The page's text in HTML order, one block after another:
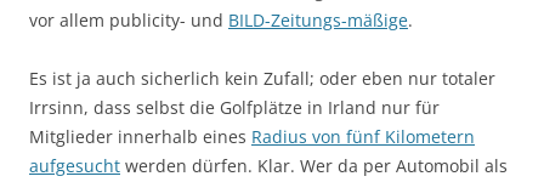
vor allem publicity- und BILD-Zeitungs-mäßige.
Es ist ja auch sicherlich kein Zufall; oder eben nur totaler
Irrsinn, dass selbst die Golfplätze in Irland nur für
Mitglieder innerhalb eines Radius von fünf Kilometern
aufgesucht werden dürfen. Klar. Wer da per Automobil als